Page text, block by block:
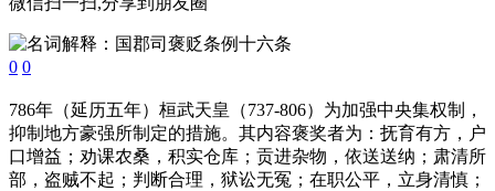
0 0
786年（延历五年）桓武天皇（737-806）为加强中央集权制，
抑制地方豪强所制定的措施。其内容褒奖者为：抚育有方，户
口增益；劝课农桑，积实仓库；贡进杂物，依送送纳；肃清所
部，盗贼不起；判断合理，狱讼无冤；在职公平，立身清慎；